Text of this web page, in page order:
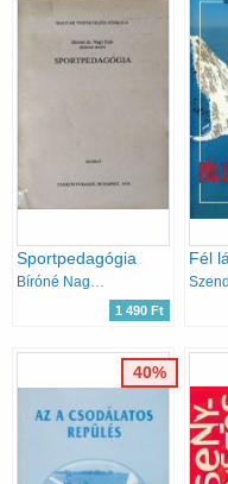
Sportpedagógia
1 490 Ft
40%